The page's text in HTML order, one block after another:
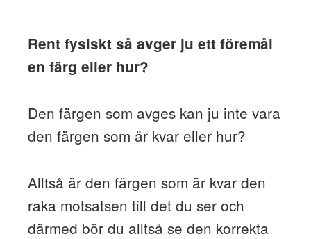
Rent fysiskt så avger ju ett föremål
en färg eller hur?
Den färgen som avges kan ju inte vara
den färgen som är kvar eller hur?
Alltså är den färgen som är kvar den
raka motsatsen till det du ser och
därmed bör du alltså se den korrekta